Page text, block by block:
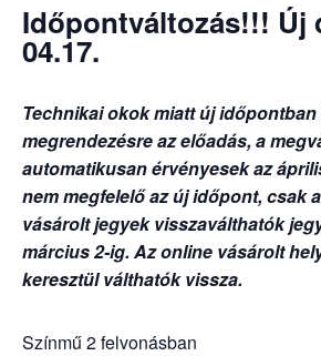
Időpontváltozás!!! Új
04.17.
Technikai okok miatt új
megrendezésre az előadás, a
automatikusan érvényesek az
nem megfelelő az új időpont, csak
vásárolt jegyek visszaválthatók
március 2-ig. Az online vásárolt
keresztül válthatók vissza.
Színmű 2 felvonásban